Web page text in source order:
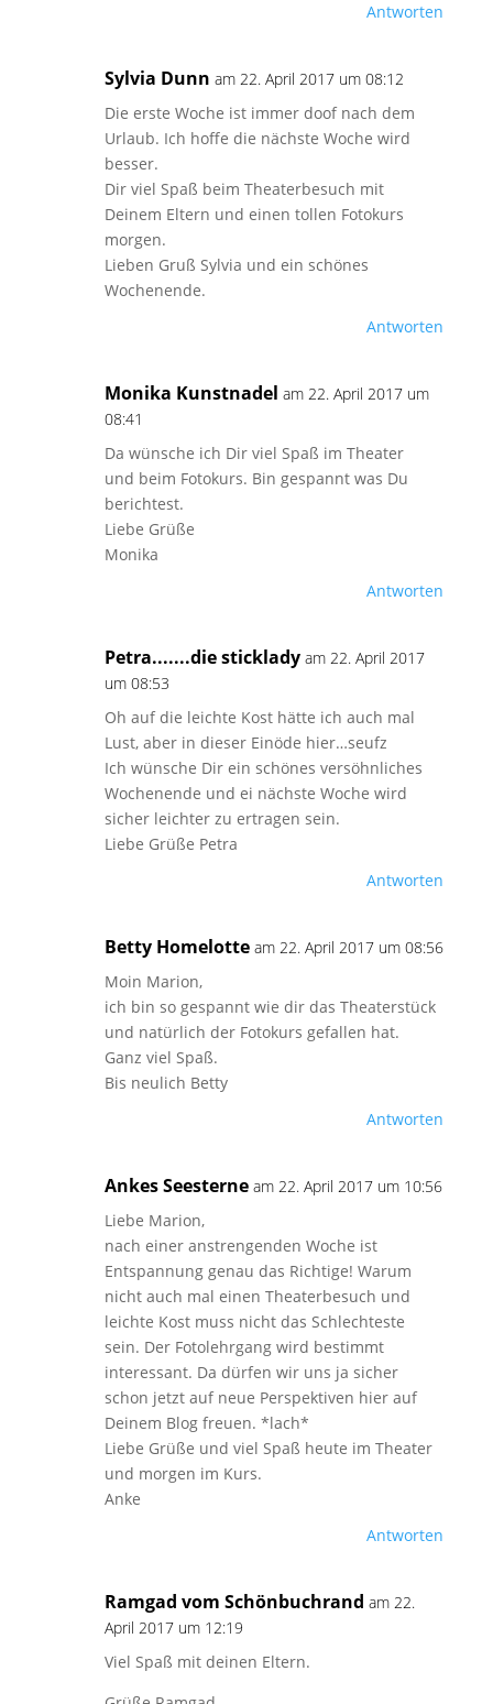
Antworten
Sylvia Dunn am 22. April 2017 um 08:12
Die erste Woche ist immer doof nach dem
Urlaub. Ich hoffe die nächste Woche wird
besser.
Dir viel Spaß beim Theaterbesuch mit
Deinem Eltern und einen tollen Fotokurs
morgen.
Lieben Gruß Sylvia und ein schönes
Wochenende.
Antworten
Monika Kunstnadel am 22. April 2017 um
08:41
Da wünsche ich Dir viel Spaß im Theater
und beim Fotokurs. Bin gespannt was Du
berichtest.
Liebe Grüße
Monika
Antworten
Petra.......die sticklady am 22. April 2017
um 08:53
Oh auf die leichte Kost hätte ich auch mal
Lust, aber in dieser Einöde hier…seufz
Ich wünsche Dir ein schönes versöhnliches
Wochenende und ei nächste Woche wird
sicher leichter zu ertragen sein.
Liebe Grüße Petra
Antworten
Betty Homelotte am 22. April 2017 um 08:56
Moin Marion,
ich bin so gespannt wie dir das Theaterstück
und natürlich der Fotokurs gefallen hat.
Ganz viel Spaß.
Bis neulich Betty
Antworten
Ankes Seesterne am 22. April 2017 um 10:56
Liebe Marion,
nach einer anstrengenden Woche ist
Entspannung genau das Richtige! Warum
nicht auch mal einen Theaterbesuch und
leichte Kost muss nicht das Schlechteste
sein. Der Fotolehrgang wird bestimmt
interessant. Da dürfen wir uns ja sicher
schon jetzt auf neue Perspektiven hier auf
Deinem Blog freuen. *lach*
Liebe Grüße und viel Spaß heute im Theater
und morgen im Kurs.
Anke
Antworten
Ramgad vom Schönbuchrand am 22.
April 2017 um 12:19
Viel Spaß mit deinen Eltern.